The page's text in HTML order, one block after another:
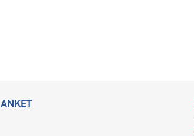
ANKET